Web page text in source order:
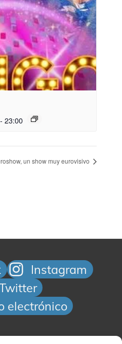
- 23:00
un show muy eurovisivo​
Instagram
electrónico